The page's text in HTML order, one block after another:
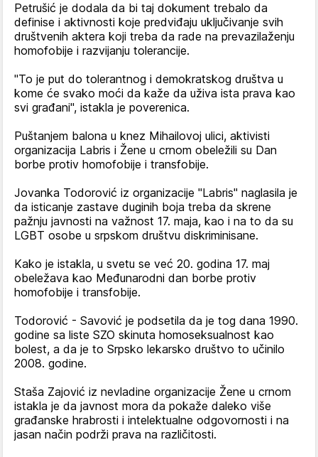
Petrušić je dodala da bi taj dokument trebalo da
definise i aktivnosti koje predviđaju uključivanje svih
društvenih aktera koji treba da rade na prevazilaženju
homofobije i razvijanju tolerancije.
"To je put do tolerantnog i demokratskog društva u
kome će svako moći da kaže da uživa ista prava kao
svi građani", istakla je poverenica.
Puštanjem balona u knez Mihailovoj ulici, aktivisti
organizacija Labris i Žene u crnom obeležili su Dan
borbe protiv homofobije i transfobije.
Jovanka Todorović iz organizacije "Labris" naglasila je
da isticanje zastave duginih boja treba da skrene
pažnju javnosti na važnost 17. maja, kao i na to da su
LGBT osobe u srpskom društvu diskriminisane.
Kako je istakla, u svetu se već 20. godina 17. maj
obeležava kao Međunarodni dan borbe protiv
homofobije i transfobije.
Todorović - Savović je podsetila da je tog dana 1990.
godine sa liste SZO skinuta homoseksualnost kao
bolest, a da je to Srpsko lekarsko društvo to učinilo
2008. godine.
Staša Zajović iz nevladine organizacije Žene u crnom
istakla je da javnost mora da pokaže daleko više
građanske hrabrosti i intelektualne odgovornosti i na
jasan način podrži prava na različitosti.